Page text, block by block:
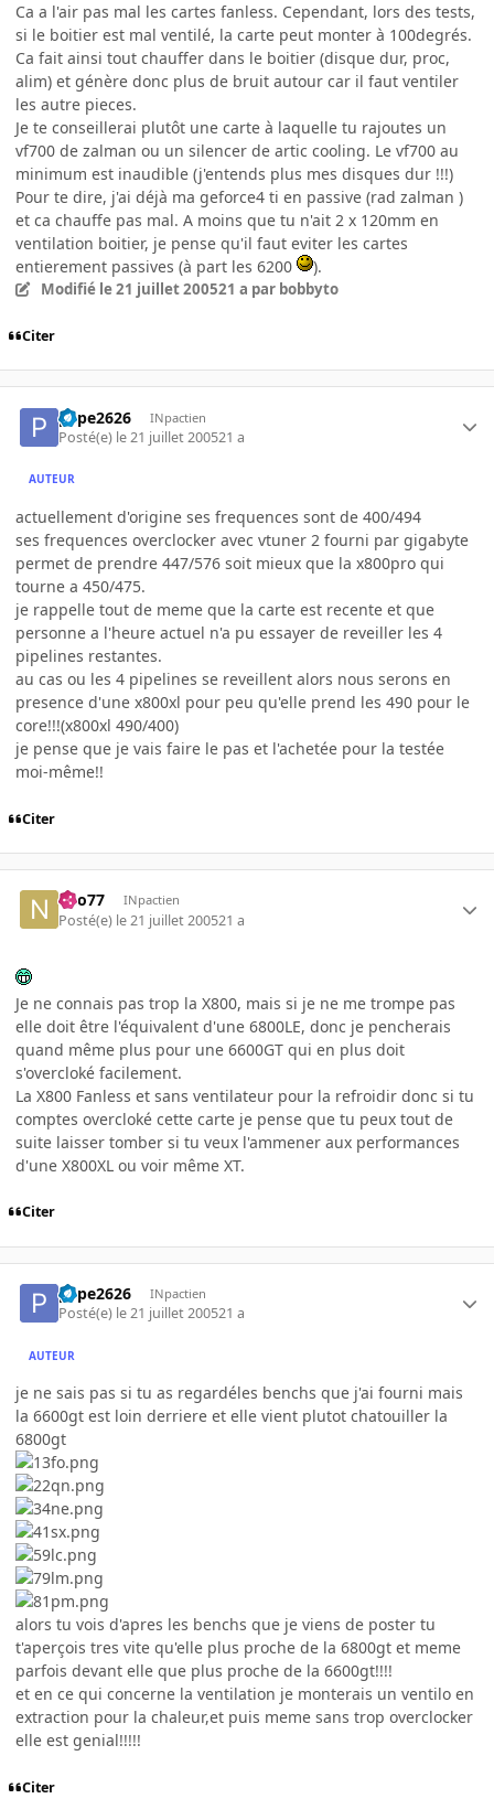
Ca a l'air pas mal les cartes fanless. Cependant, lors des tests,
si le boitier est mal ventilé, la carte peut monter à 100degrés.
Ca fait ainsi tout chauffer dans le boitier (disque dur, proc,
alim) et génère donc plus de bruit autour car il faut ventiler
les autre pieces.
Je te conseillerai plutôt une carte à laquelle tu rajoutes un
vf700 de zalman ou un silencer de artic cooling. Le vf700 au
minimum est inaudible (j'entends plus mes disques dur !!!)
Pour te dire, j'ai déjà ma geforce4 ti en passive (rad zalman )
et ca chauffe pas mal. A moins que tu n'ait 2 x 120mm en
ventilation boitier, je pense qu'il faut eviter les cartes
entierement passives (à part les 6200
).
Modifié le 21 juillet 200521 a par bobbyto
Citer
pepe2626 INpactien
Posté(e) le 21 juillet 200521 a
AUTEUR
actuellement d'origine ses frequences sont de 400/494
ses frequences overclocker avec vtuner 2 fourni par gigabyte
permet de prendre 447/576 soit mieux que la x800pro qui
tourne a 450/475.
je rappelle tout de meme que la carte est recente et que
personne a l'heure actuel n'a pu essayer de reveiller les 4
pipelines restantes.
au cas ou les 4 pipelines se reveillent alors nous serons en
presence d'une x800xl pour peu qu'elle prend les 490 pour le
core!!!(x800xl 490/400)
je pense que je vais faire le pas et l'achetée pour la testée
moi-même!!
Citer
neo77 INpactien
Posté(e) le 21 juillet 200521 a
Je ne connais pas trop la X800, mais si je ne me trompe pas
elle doit être l'équivalent d'une 6800LE, donc je pencherais
quand même plus pour une 6600GT qui en plus doit
s'overcloké facilement.
La X800 Fanless et sans ventilateur pour la refroidir donc si tu
comptes overcloké cette carte je pense que tu peux tout de
suite laisser tomber si tu veux l'ammener aux performances
d'une X800XL ou voir même XT.
Citer
pepe2626 INpactien
Posté(e) le 21 juillet 200521 a
AUTEUR
je ne sais pas si tu as regardéles benchs que j'ai fourni mais
la 6600gt est loin derriere et elle vient plutot chatouiller la
6800gt
alors tu vois d'apres les benchs que je viens de poster tu
t'aperçois tres vite qu'elle plus proche de la 6800gt et meme
parfois devant elle que plus proche de la 6600gt!!!!
et en ce qui concerne la ventilation je monterais un ventilo en
extraction pour la chaleur,et puis meme sans trop overclocker
elle est genial!!!!!
Citer